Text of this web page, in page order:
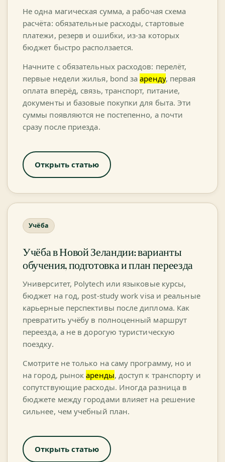
Не одна магическая сумма, а рабочая схема
расчёта: обязательные расходы, стартовые
платежи, резерв и ошибки, из-за которых
бюджет быстро расползается.
Начните с обязательных расходов: перелёт,
первые недели жилья, bond зааренду, первая
оплата вперёд, связь, транспорт, питание,
документы и базовые покупки для быта. Эти
суммы появляются не постепенно, а почти
сразу после приезда.
Открыть статью
Учёба
Учёба в Новой Зеландии: варианты
обучения, подготовка и план переезда
Университет, Polytech или языковые курсы,
бюджет на год, post-study work visa и реальные
карьерные перспективы после диплома. Как
превратить учёбу в полноценный маршрут
переезда, а не в дорогую туристическую
поездку.
Смотрите не только на саму программу, но и
на город, рынокаренды, доступ к транспорту и
сопутствующие расходы. Иногда разница в
бюджете между городами влияет на решение
сильнее, чем учебный план.
Открыть статью